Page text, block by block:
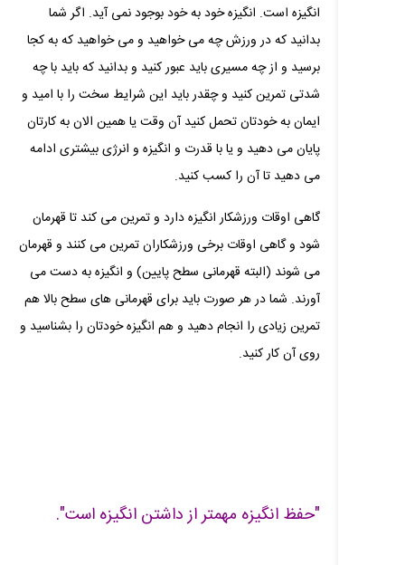
انگیزه است. انگیزه خود به خود بوجود نمی‌ آید. اگر شما
بدانید که در ورزش چه می‌ خواهید و می‌ خواهید که به کجا
برسید و از چه مسیری باید عبور کنید و بدانید که باید با چه
شدتی تمرین کنید و چقدر باید این شرایط سخت را با امید و
ایمان به خودتان تحمل کنید آن وقت یا همین الان به کارتان
پایان می دهید و یا با قدرت و انگیزه و انرژی بیشتری ادامه
می‌ دهید تا آن را کسب کنید.
گاهی اوقات ورزشکار انگیزه دارد و تمرین می‌ کند تا قهرمان
شود و گاهی اوقات برخی ورزشکاران تمرین می‌ کنند و قهرمان
می‌ شوند (البته قهرمانی سطح پایین) و انگیزه به دست می
آورند. شما در هر صورت باید برای قهرمانی‌ های سطح بالا هم
تمرین زیادی را انجام دهید و هم انگیزه خودتان را بشناسید و
روی آن کار کنید.
"حفظ انگیزه مهمتر از داشتن انگیزه است".